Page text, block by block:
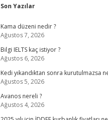
Sidebar
Son Yazılar
Kama düzeni nedir ?
Ağustos 7, 2026
Bilgi IELTS kaç istiyor ?
Ağustos 6, 2026
Kedi yıkandıktan sonra kurutulmazsa
Ağustos 5, 2026
Avanos nereli ?
Ağustos 4, 2026
ilbetbetci